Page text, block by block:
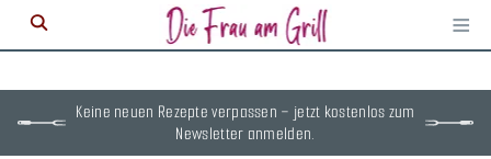
≡
Keine neuen Rezepte verpassen – jetzt kostenlos zum
Newsletter anmelden.